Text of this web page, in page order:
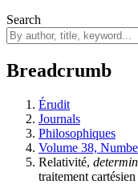
Search
Breadcrumb
Érudit
Journals
Philosophiques
Volume 38,
Relativité,
traitement